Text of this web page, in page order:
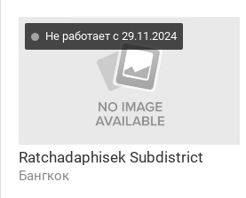
Не работает с 29.11.2024
Ratchadaphisek Subdistrict
Бангкок